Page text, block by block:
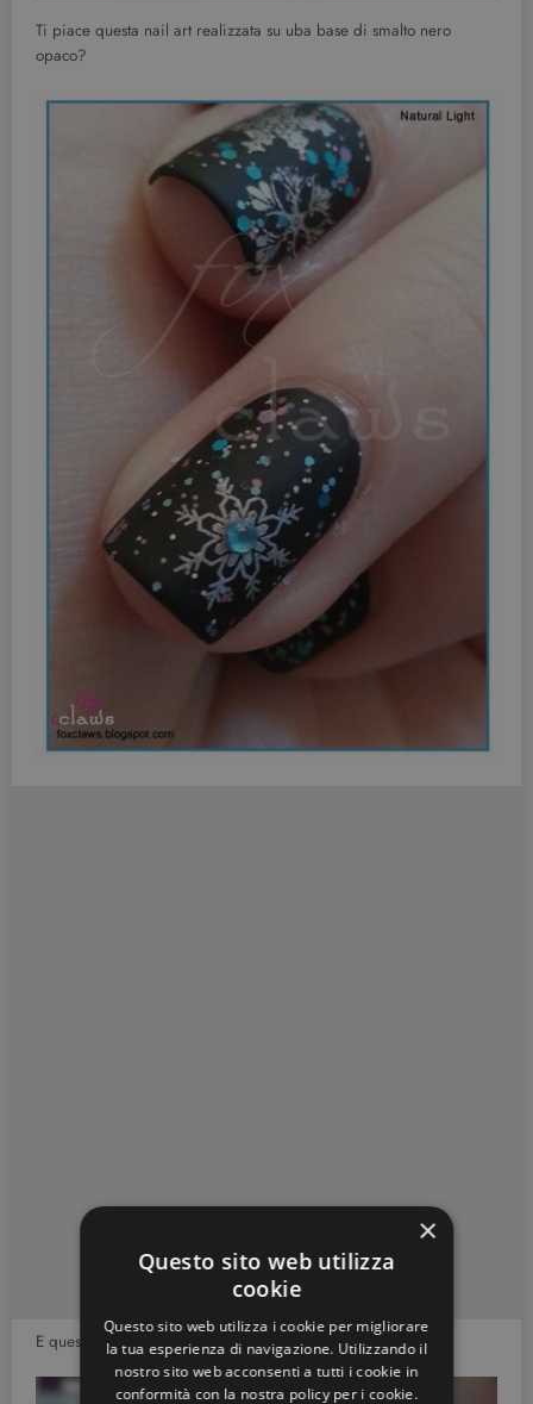
Ti piace questa nail art realizzata su uba base di smalto nero
opaco?
E questa versione realizzata su una base di smalto argento?
×
Questo sito web utilizza
cookie
Questo sito web utilizza i cookie per migliorare
la tua esperienza di navigazione. Utilizzando il
nostro sito web acconsenti a tutti i cookie in
conformità con la nostra policy per i cookie.